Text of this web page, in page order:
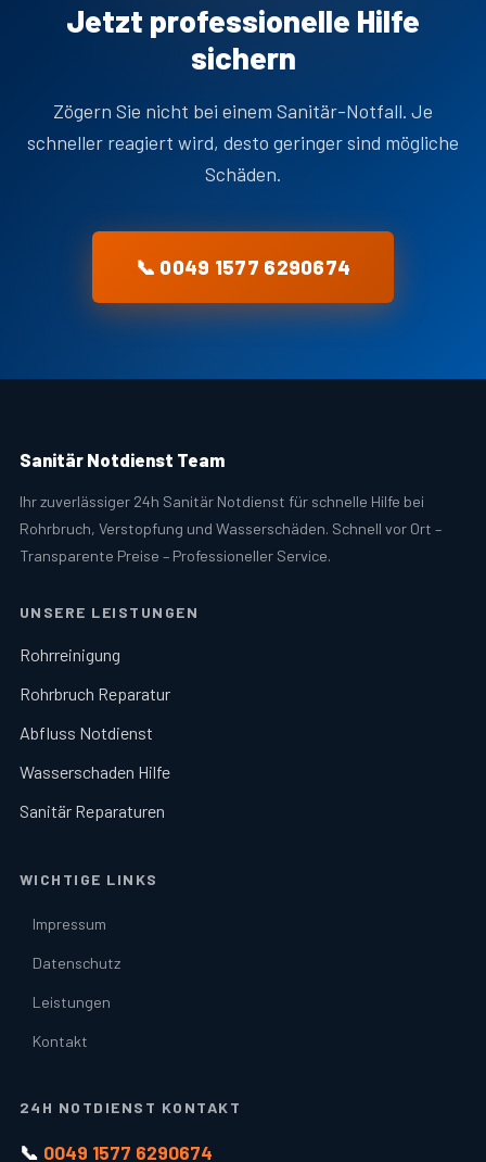
Jetzt professionelle Hilfe
sichern
Zögern Sie nicht bei einem Sanitär-Notfall. Je
schneller reagiert wird, desto geringer sind mögliche
Schäden.
📞 0049 1577 6290674
Sanitär Notdienst Team
Ihr zuverlässiger 24h Sanitär Notdienst für schnelle Hilfe bei
Rohrbruch, Verstopfung und Wasserschäden. Schnell vor Ort –
Transparente Preise – Professioneller Service.
UNSERE LEISTUNGEN
Rohrreinigung
Rohrbruch Reparatur
Abfluss Notdienst
Wasserschaden Hilfe
Sanitär Reparaturen
WICHTIGE LINKS
Impressum
Datenschutz
Leistungen
Kontakt
24H NOTDIENST KONTAKT
📞 0049 1577 6290674